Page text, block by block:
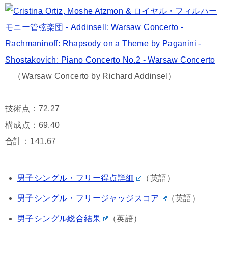
（Warsaw Concerto by Richard Addinsel）
技術点：72.27
構成点：69.40
合計：141.67
男子シングル・フリー得点詳細 （英語）
男子シングル・フリージャッジスコア （英語）
男子シングル総合結果 （英語）